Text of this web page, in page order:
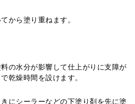
から塗り重ねます。
の水分が影響して仕上がりに支障が
乾燥時間を設けます。
にシーラーなどの下塗り剤を先に塗